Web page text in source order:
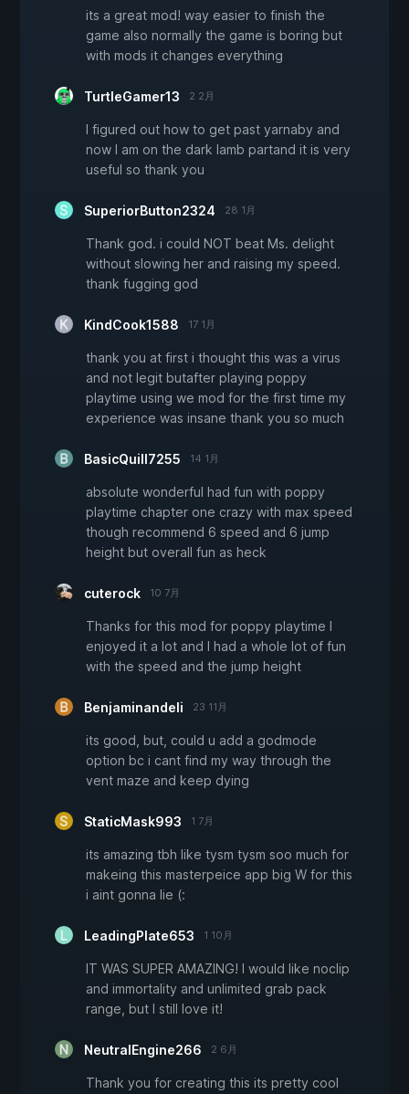
its a great mod! way easier to finish the
game also normally the game is boring but
with mods it changes everything
TurtleGamer13 2 2月
I figured out how to get past yarnaby and
now I am on the dark lamb partand it is very
useful so thank you
SuperiorButton2324 28 1月
Thank god. i could NOT beat Ms. delight
without slowing her and raising my speed.
thank fugging god
KindCook1588 17 1月
thank you at first i thought this was a virus
and not legit butafter playing poppy
playtime using we mod for the first time my
experience was insane thank you so much
BasicQuill7255 14 1月
absolute wonderful had fun with poppy
playtime chapter one crazy with max speed
though recommend 6 speed and 6 jump
height but overall fun as heck
cuterock 10 7月
Thanks for this mod for poppy playtime I
enjoyed it a lot and I had a whole lot of fun
with the speed and the jump height
Benjaminandeli 23 11月
its good, but, could u add a godmode
option bc i cant find my way through the
vent maze and keep dying
StaticMask993 1 7月
its amazing tbh like tysm tysm soo much for
makeing this masterpeice app big W for this
i aint gonna lie (:
LeadingPlate653 1 10月
IT WAS SUPER AMAZING! I would like noclip
and immortality and unlimited grab pack
range, but I still love it!
NeutralEngine266 2 6月
Thank you for creating this its pretty cool